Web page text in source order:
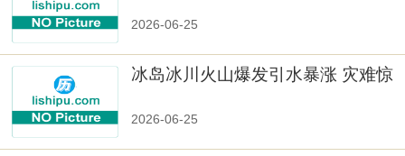
2026-06-25
冰岛冰川火山爆发引水暴涨 灾难惊
2026-06-25